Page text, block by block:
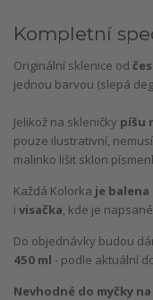
Kompletní
Originální sklenice od
jednou barvou (slepá
Jelikož na skleničky píšu
pouze ilustrativní,
malinko lišit sklon
Každá Kolorka je
i visačka, kde je
Do objednávky budou
450 ml - podle aktuální
Nevhodné do myčky